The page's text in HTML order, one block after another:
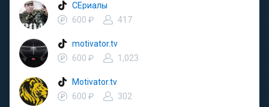
СЕриалы
600 ₽
417
motivator.tv
600 ₽
1,023
Motivator.tv
600 ₽
302